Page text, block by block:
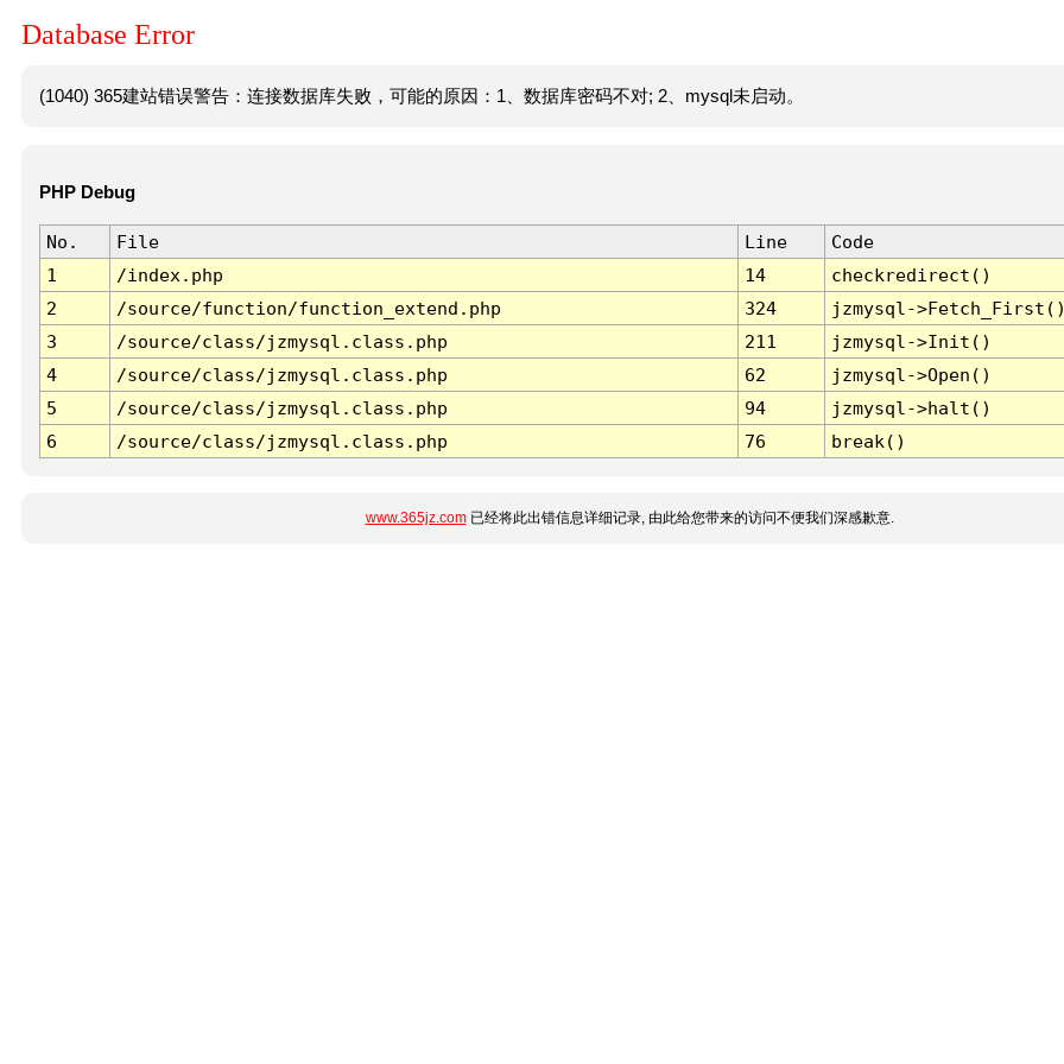
Database Error
(1040) 365建站错误警告：连接数据库失败，可能的原因：1、数据库密码不对; 2、mysql未启动。
PHP Debug
No. File Line
Code
1
/index.php 14
checkredirect()
2
/source/function/function_extend.php 324
jzmysql-
3
/source/class/jzmysql.class.php 211
jzmysql->Init()
4
/source/class/jzmysql.class.php 62
jzmysql->Open()
5
/source/class/jzmysql.class.php 94
jzmysql->halt()
6
/source/class/jzmysql.class.php 76 break()
www.365jz.com已经将此出错信息详细记录, 由此给您带来的访问不便我们深感歉意.